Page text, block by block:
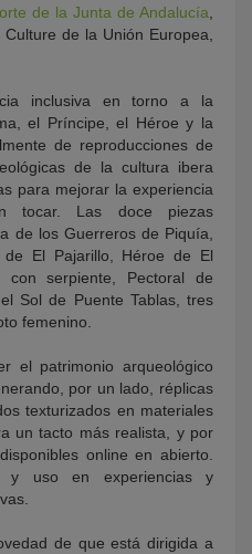
de la Junta de Andalucía
de la Unión Europea,
inclusiva en torno a la
el Príncipe, el Héroe y la
de reproducciones de
de la cultura ibera
para mejorar la experiencia
tocar. Las doce piezas
de los Guerreros de Piquía,
El Pajarillo, Héroe de El
con serpiente, Pectoral de
Sol de Puente Tablas, tres
femenino.
el patrimonio arqueológico
por un lado, réplicas
texturizados en materiales
un tacto más realista, y por
online en abierto.
y uso en experiencias y
de que está dirigida a